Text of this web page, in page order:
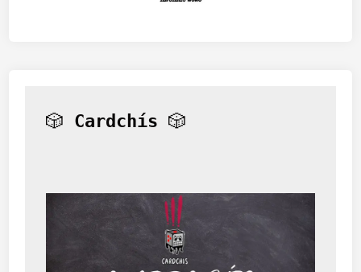
🎲 Cardchís 🎲